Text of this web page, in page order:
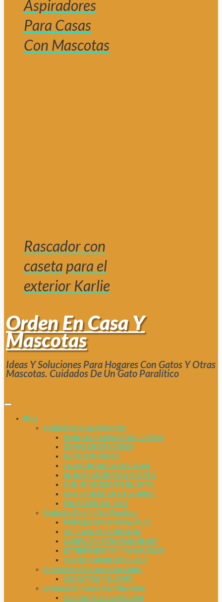
Aspiradores
Para Casas
Con Mascotas
Rascador con
caseta para el
exterior Karlie
Orden En Casa Y
Mascotas
Ideas Y Soluciones Para Hogares Con Gatos Y Otras
Mascotas. Cuidados De Un Gato Paralítico
Blog
Cuidados De Las Mascotas
HONGOS Y MASCOTAS. LA TIÑA
ZONAS DE DESCANSO
EL MEJOR PIENSO
LA IMPORTANCIA DEL AGUA
UN RASCADOR PARA MI GATO
QUE NO SE ESCAPE EL GATO
GATITO BEBÉ EN CASA. MIKO.
PROTEGER DEL FRÍO
Cuidados De Un Gato Paralítico
PAÑALES GATO PARALÍTICO.
SU “CAPA MOTORIZADA”
CONFORT EXTRA PARA BLAKY
ESTREÑIMIENTO Y MEGACÓLON.
CUANDO APARECIÓ BLAKY
Decoración En Casas Con Gatos
LOS GATOS Y EL SOFÁ
Limpieza En Casas Con Mascotas
DESHAZTE DE LA PELUSA